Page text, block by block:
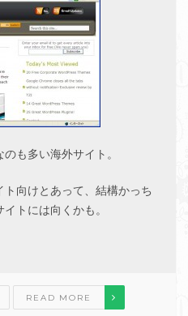
も多い海外サイト。
向けとあって、結構かっち
トには向くかも。
READ MORE